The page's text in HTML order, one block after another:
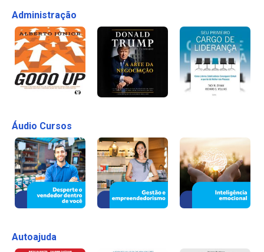
Administração
Áudio Cursos
Autoajuda